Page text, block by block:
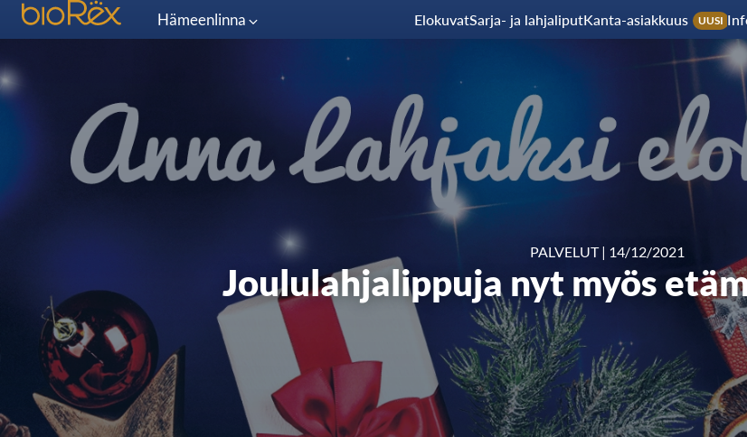
Hämeenlinna ElokuvatSarja- ja lahjaliputKanta-asiakkuus UUSI
PALVELUT| 14/12/2021
Joululahjalippuja nyt myös